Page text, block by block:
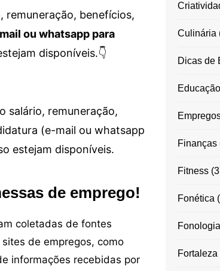
remuneração, benefícios,
ou whatsapp para
disponíveis.👇
salário, remuneração,
(e-mail ou whatsapp
estejam disponíveis.
de emprego!
coletadas de fontes
de empregos, como
informações recebidas por
Culinária
Dicas de
Educação
Finanças
Fitness
Fonética
Fonologia